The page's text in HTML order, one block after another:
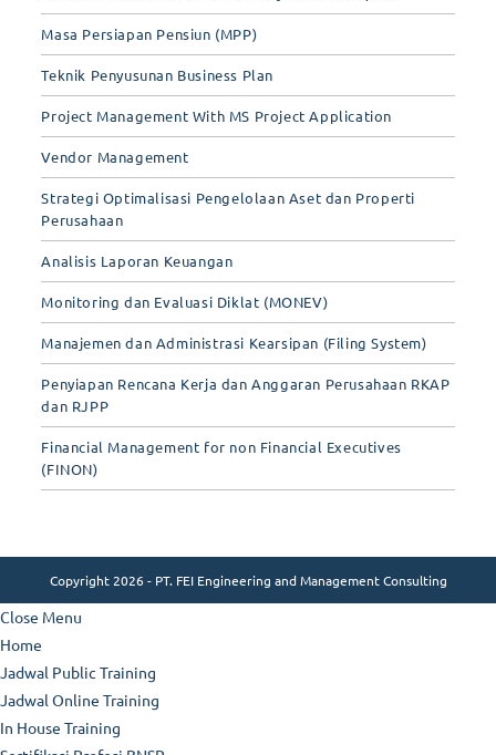
Masa Persiapan Pensiun (MPP)
Teknik Penyusunan Business Plan
Project Management With MS Project Application
Vendor Management
Strategi Optimalisasi Pengelolaan Aset dan Properti
Perusahaan
Analisis Laporan Keuangan
Monitoring dan Evaluasi Diklat (MONEV)
Manajemen dan Administrasi Kearsipan (Filing System)
Penyiapan Rencana Kerja dan Anggaran Perusahaan RKAP
dan RJPP
Financial Management for non Financial Executives
(FINON)
Copyright 2026 - PT. FEI Engineering and Management Consulting
Close Menu
Home
Jadwal Public Training
Jadwal Online Training
In House Training